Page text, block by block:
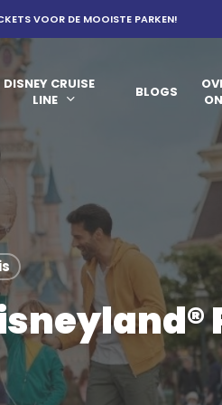
VOOR DE MOOISTE PARKEN!
DISNEY CRUISE
LINE
BLOGS